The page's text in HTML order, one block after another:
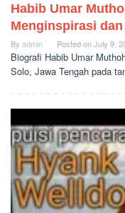
Habib Umar
Menginspirasi
By admin Posted onJuly 9,
Biografi Habib Umar
Solo, Jawa Tengah pada